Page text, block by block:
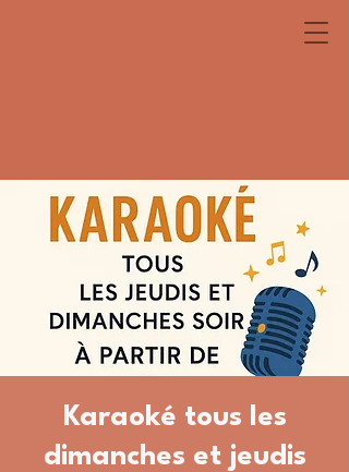
Karaoké tous les
dimanches et jeudis